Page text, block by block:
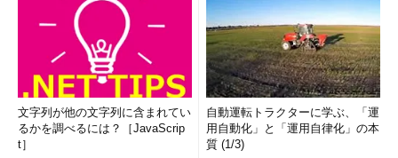
文字列が他の文字列に含まれてい
るかを調べるには？［JavaScrip
t］
自動運転トラクターに学ぶ、「運
用自動化」と「運用自律化」の本
質 (1/3)